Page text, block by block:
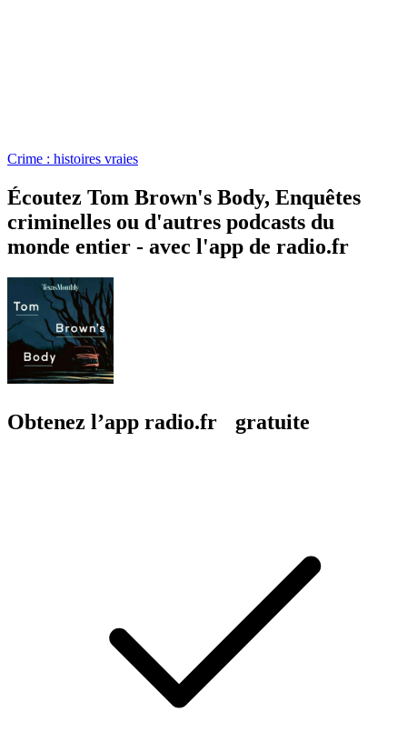
Crime : histoires vraies
Écoutez Tom Brown's Body, Enquêtes
criminelles ou d'autres podcasts du
monde entier - avec l'app de radio.fr
Obtenez l’app radio.fr gratuite